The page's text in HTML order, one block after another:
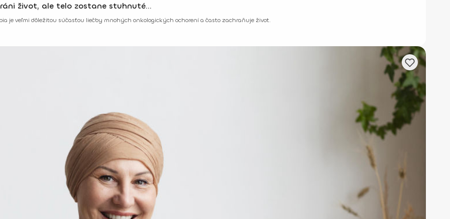
život, ale telo zostane stuhnuté…
je veľmi dôležitou súčasťou liečby mnohých onkologických ochorení a často zachraňuje život.